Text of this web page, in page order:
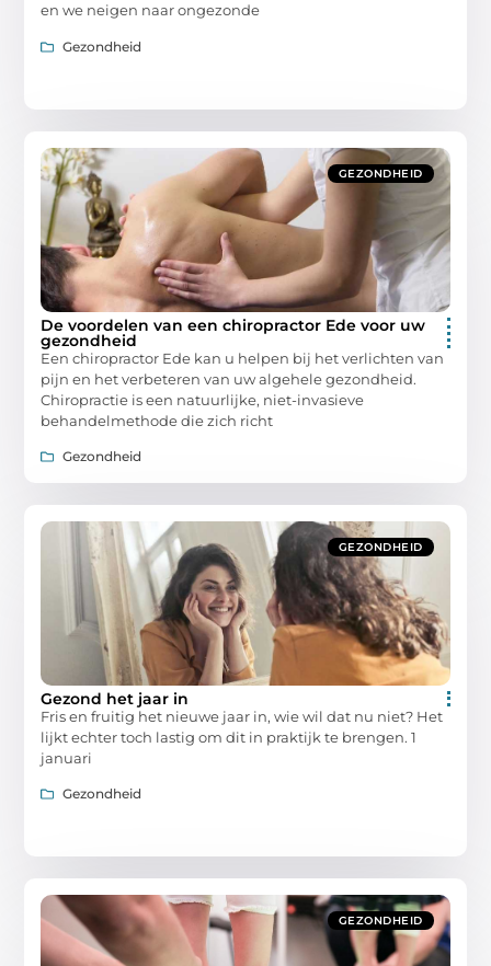
en we neigen naar ongezonde
Gezondheid
GEZONDHEID
De voordelen van een chiropractor Ede voor uw
gezondheid
Een chiropractor Ede kan u helpen bij het verlichten van
pijn en het verbeteren van uw algehele gezondheid.
Chiropractie is een natuurlijke, niet-invasieve
behandelmethode die zich richt
Gezondheid
GEZONDHEID
Gezond het jaar in
Fris en fruitig het nieuwe jaar in, wie wil dat nu niet? Het
lijkt echter toch lastig om dit in praktijk te brengen. 1
januari
Gezondheid
GEZONDHEID